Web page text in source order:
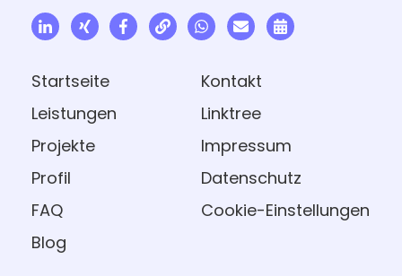
Startseite
Leistungen
Projekte
Profil
FAQ
Blog
Kontakt
Linktree
Impressum
Datenschutz
Cookie-Einstellungen